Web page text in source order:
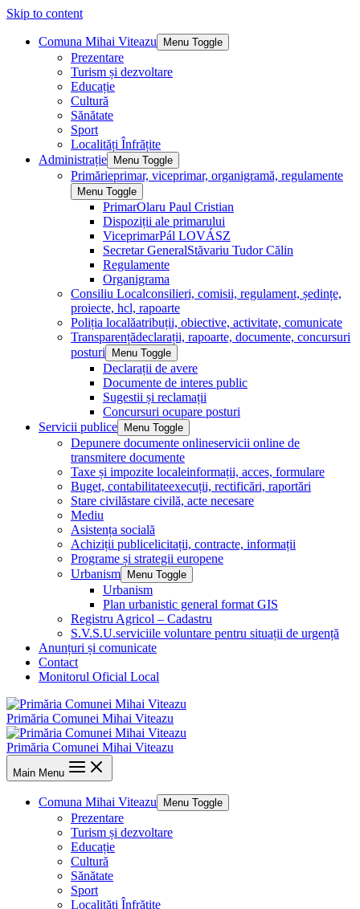
Skip to content
Comuna Mihai Viteazu Menu Toggle
Prezentare
Turism și dezvoltare
Educație
Cultură
Sănătate
Sport
Localități Înfrățite
Administrație
Menu Toggle
Primărieprimar, viceprimar, organigramă, regulamente
Menu Toggle
PrimarOlaru Paul Cristian
Dispoziții ale primarului
ViceprimarPál LOVÁSZ
Secretar GeneralStăvariu Tudor Călin
Regulamente
Organigrama
Consiliu Localconsilieri, comisii, regulament, ședințe,
proiecte, hcl, rapoarte
Poliția localăatribuții, obiective, activitate, comunicate
Transparențădeclarații, rapoarte, documente, concursuri
posturi
Menu Toggle
Declarații de avere
Documente de interes public
Sugestii și reclamații
Concursuri ocupare posturi
Servicii publice
Menu Toggle
Depunere documente onlineservicii online de
transmitere documente
Taxe și impozite localeinformații, acces, formulare
Buget, contabilitateexecuții, rectificări, raportări
Stare civilăstare civilă, acte necesare
Mediu
Asistența socială
Achiziții publicelicitații, contracte, informații
Programe și strategii europene
Urbanism
Menu Toggle
Urbanism
Plan urbanistic general format GIS
Registru Agricol – Cadastru
S.V.S.U.serviciile voluntare pentru situații de urgență
Anunțuri și comunicate
Contact
Monitorul Oficial Local
Primăria Comunei Mihai Viteazu
Primăria Comunei Mihai Viteazu
Main Menu
Comuna Mihai Viteazu Menu Toggle
Prezentare
Turism și dezvoltare
Educație
Cultură
Sănătate
Sport
Localități Înfrățite